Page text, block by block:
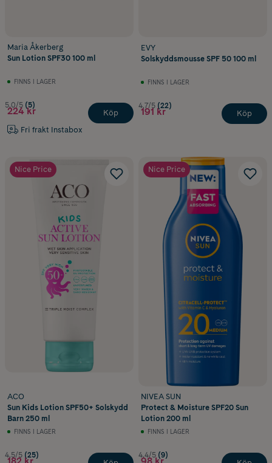
Maria Åkerberg
Sun Lotion SPF30 100 ml
FINNS I LAGER
5.0/5 (5)
224 kr
Fri frakt Instabox
Köp
EVY
Solskyddsmousse SPF 50 100 ml
FINNS I LAGER
4.7/5 (22)
191 kr Köp
Nice Price
ACO
Sun Kids Lotion SPF50+ Solskydd
Barn 250 ml
FINNS I LAGER
4.5/5 (25)
Nice Price
NIVEA SUN
Protect & Moisture SPF20 Sun
Lotion 200 ml
FINNS I LAGER
4.4/5 (9)